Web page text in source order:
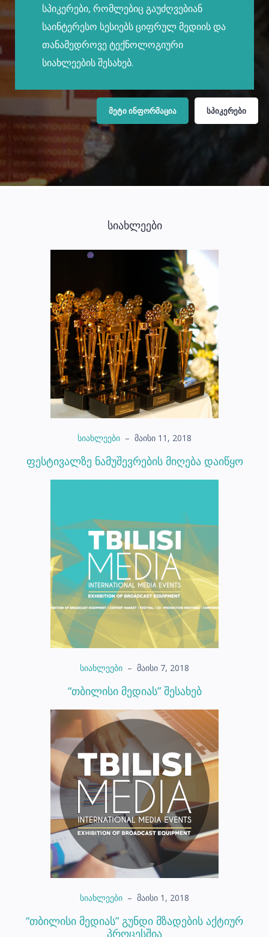
სპიკერები, რომლებიც გაუძღვებიან
საინტერესო სესიებს ციფრულ მედიის და
თანამედროვე ტექნოლოგიური
სიახლეების შესახებ.
ᲛᲔᲢᲘ ᲘᲜᲤᲝᲠᲛᲐᲪᲘᲐ ᲡᲞᲘᲙᲔᲠᲔᲑᲘ
ᲡᲘᲐᲮᲚᲔᲔᲑᲘ
სიახლეები – მაისი 11, 2018
ფესტივალზე ნამუშევრების მიღება დაიწყო
სიახლეები – მაისი 7, 2018
“თბილისი მედიას” შესახებ
სიახლეები – მაისი 1, 2018
“თბილისი მედიას” გუნდი მზადების აქტიურ
პროცესშია